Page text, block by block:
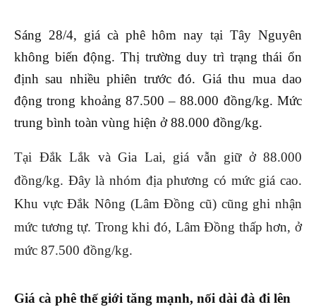
Sáng 28/4, giá cà phê hôm nay tại Tây Nguyên
không biến động. Thị trường duy trì trạng thái ổn
định sau nhiều phiên trước đó. Giá thu mua dao
động trong khoảng 87.500 – 88.000 đồng/kg. Mức
trung bình toàn vùng hiện ở 88.000 đồng/kg.
Tại Đắk Lắk và Gia Lai, giá vẫn giữ ở 88.000
đồng/kg. Đây là nhóm địa phương có mức giá cao.
Khu vực Đắk Nông (Lâm Đồng cũ) cũng ghi nhận
mức tương tự. Trong khi đó, Lâm Đồng thấp hơn, ở
mức 87.500 đồng/kg.
Giá cà phê thế giới tăng mạnh, nối dài đà đi lên